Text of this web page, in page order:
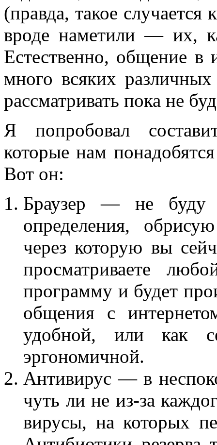
(правда, такое
вроде наметили — их,
Естественно, общение в
много всяких
рассматривать пока не
Я попробовал
которые нам
Вот он:
Браузер — не буду
определения,
через которую вы
просматриваете
программу и будет
общения с
удобной, или как
эргономичной.
Антивирус — в
чуть ли не из-за
вирусы, на которых